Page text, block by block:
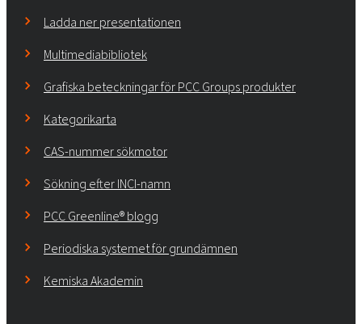
Ladda ner presentationen
Multimediabibliotek
Grafiska beteckningar för PCC Groups produkter
Kategorikarta
CAS-nummer sökmotor
Sökning efter INCI-namn
PCC Greenline® blogg
Periodiska systemet för grundämnen
Kemiska Akademin